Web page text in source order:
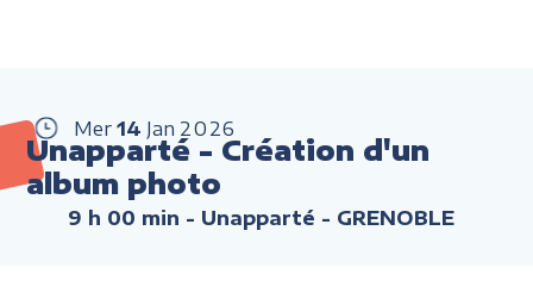
Mer 14 Jan 2026
Unapparté - Création d'un
album photo
9 h 00 min - Unapparté - GRENOBLE